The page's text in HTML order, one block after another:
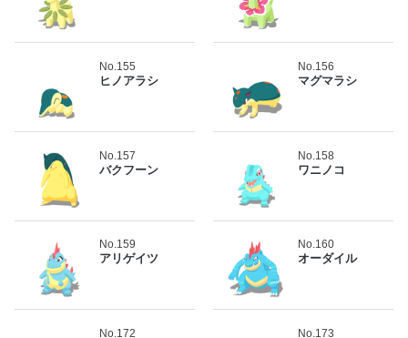
No.155
ヒノアラシ
No.156
マグマラシ
No.157
バクフーン
No.158
ワニノコ
No.159
アリゲイツ
No.160
オーダイル
No.172 No.173